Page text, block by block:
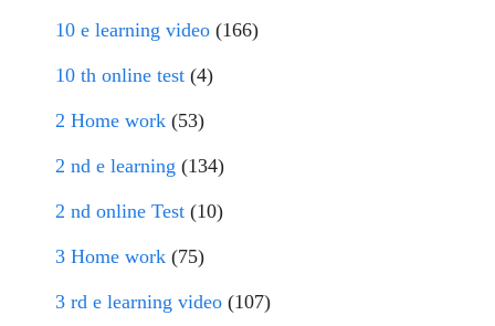
10 e learning video (166)
10 th online test (4)
2 Home work (53)
2 nd e learning (134)
2 nd online Test (10)
3 Home work (75)
3 rd e learning video (107)